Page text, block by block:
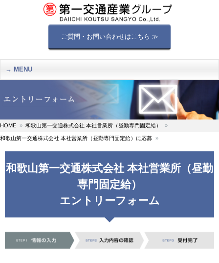
ご質問・お問い合わせはこちら ≫
MENU
HOME 和歌山第一交通株式会社 本社営業所（昼勤専門固定給）
和歌山第一交通株式会社 本社営業所（昼勤専門固定給）に応募
和歌山第一交通株式会社 本社営業所（昼勤
専門固定給）
エントリーフォーム